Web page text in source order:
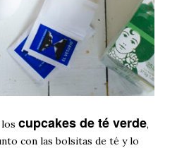
cupcakes de té verde,
con las bolsitas de té y lo